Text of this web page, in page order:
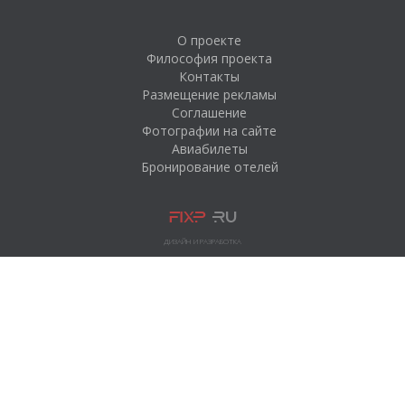
О проекте
Философия проекта
Контакты
Размещение рекламы
Соглашение
Фотографии на сайте
Авиабилеты
Бронирование отелей
ДИЗАЙН И РАЗРАБОТКА